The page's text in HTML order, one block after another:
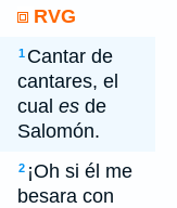
RVG
1 Cantar de
cantares, el
cual es de
Salomón.
2 ¡Oh si él me
besara con